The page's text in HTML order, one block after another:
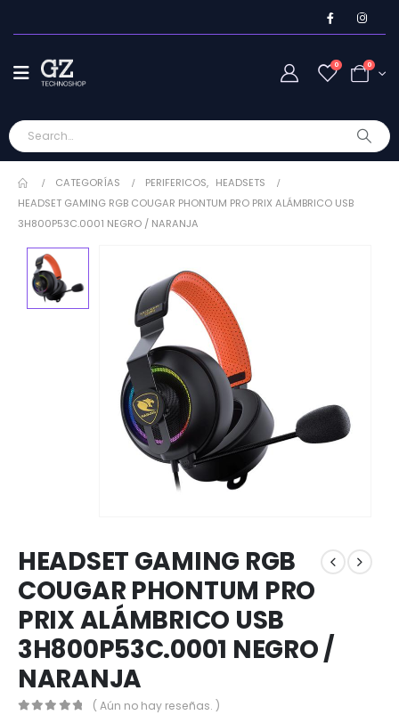
0 0
CATEGORÍAS PERIFERICOS, HEADSETS
HEADSET GAMING RGB COUGAR PHONTUM PRO PRIX ALÁMBRICO USB
3H800P53C.0001 NEGRO / NARANJA
HEADSET GAMING RGB
COUGAR PHONTUM PRO
PRIX ALÁMBRICO USB
3H800P53C.0001 NEGRO /
NARANJA
( Aún no hay reseñas. )